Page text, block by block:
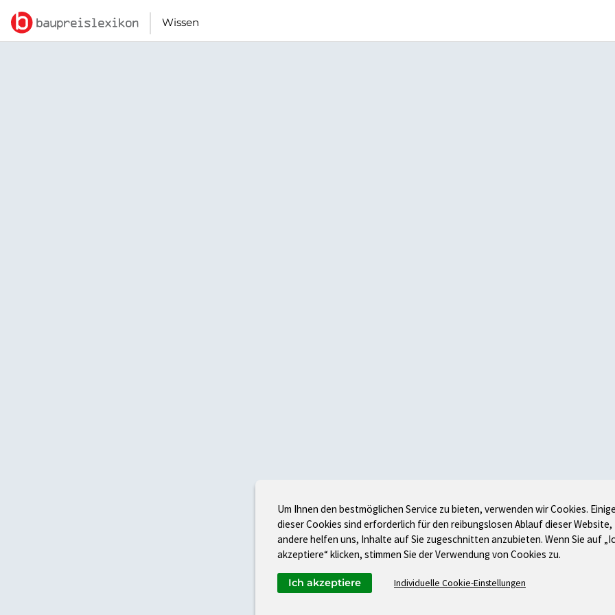
Wissen
Um Ihnen den bestmöglichen Service zu bieten, verwenden wir Cookies.
dieser Cookies sind erforderlich für den reibungslosen Ablauf dieser Website,
andere helfen uns, Inhalte auf Sie zugeschnitten anzubieten. Wenn Sie auf
akzeptiere“ klicken, stimmen Sie der Verwendung von Cookies zu.
Individuelle Cookie-Einstellungen
Ich akzeptiere